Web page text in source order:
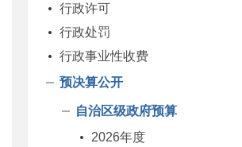
行政许可
行政处罚
行政事业性收费
预决算公开
自治区级政府预算
2026年度